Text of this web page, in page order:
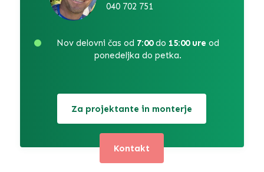
040 702 751
Nov delovni čas od 7:00do 15:00 ure od
ponedeljka do petka.
Za projektante in monterje
Kontakt